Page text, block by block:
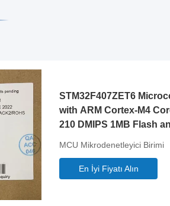
STM32F407ZET6
with ARM Cortex-M4
210 DMIPS 1MB Flash
MCU Mikrodenetleyici Birimi
En İyi Fiyatı Alın